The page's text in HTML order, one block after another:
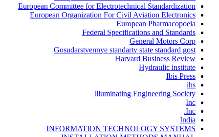
European Committee for Electrotechnical Standardization
European Organization For Civil Aviation Electronics
European Pharmacopoeia
Federal Specifications and Standards
General Motors Corp
Gosudarstvennye standarty state standard gost
Harvard Business Review
Hydraulic institute
Ibis Press
ihs
Illuminating Engineering Society
Inc
Inc.
India
INFORMATION TECHNOLOGY SYSTEMS